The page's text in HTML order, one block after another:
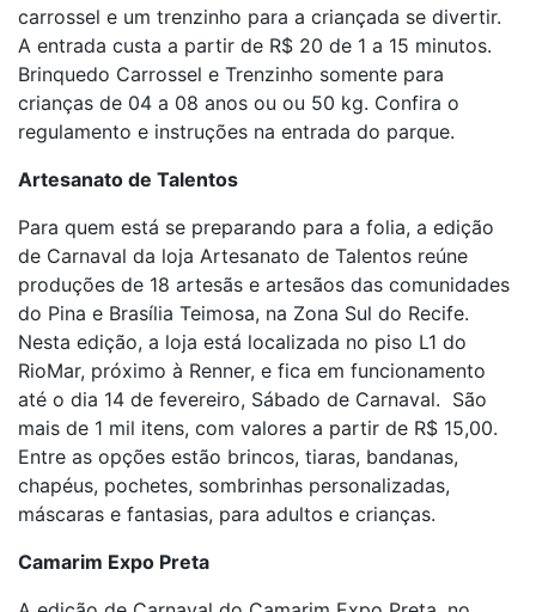
carrossel e um trenzinho para a criançada se divertir.
A entrada custa a partir de R$ 20 de 1 a 15 minutos.
Brinquedo Carrossel e Trenzinho somente para
crianças de 04 a 08 anos ou ou 50 kg. Confira o
regulamento e instruções na entrada do parque.
Artesanato de Talentos
Para quem está se preparando para a folia, a edição
de Carnaval da loja Artesanato de Talentos reúne
produções de 18 artesãs e artesãos das comunidades
do Pina e Brasília Teimosa, na Zona Sul do Recife.
Nesta edição, a loja está localizada no piso L1 do
RioMar, próximo à Renner, e fica em funcionamento
até o dia 14 de fevereiro, Sábado de Carnaval. São
mais de 1 mil itens, com valores a partir de R$ 15,00.
Entre as opções estão brincos, tiaras, bandanas,
chapéus, pochetes, sombrinhas personalizadas,
máscaras e fantasias, para adultos e crianças.
Camarim Expo Preta